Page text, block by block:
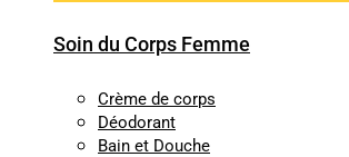
Soin du Corps Femme
Crème de corps
Déodorant
Bain et Douche